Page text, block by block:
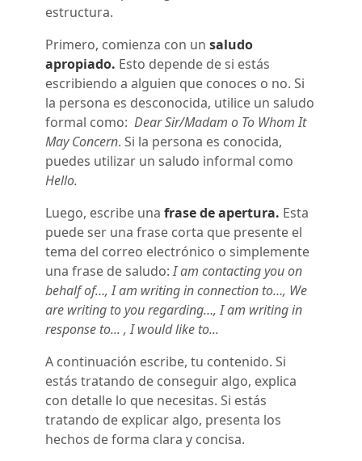
estructura.
Primero, comienza con un saludo
apropiado. Esto depende de si estás
escribiendo a alguien que conoces o no. Si
la persona es desconocida, utilice un saludo
formal como: Dear Sir/Madam o To Whom It
May Concern. Si la persona es conocida,
puedes utilizar un saludo informal como
Hello.
Luego, escribe una frase de apertura. Esta
puede ser una frase corta que presente el
tema del correo electrónico o simplemente
una frase de saludo:I am contacting you on
behalf of…, I am writing in connection to…, We
are writing to you regarding…, I am writing in
response to... , I would like to...
A continuación escribe, tu contenido. Si
estás tratando de conseguir algo, explica
con detalle lo que necesitas. Si estás
tratando de explicar algo, presenta los
hechos de forma clara y concisa.